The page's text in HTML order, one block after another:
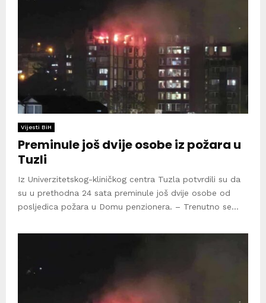
Vijesti BiH
Preminule još dvije osobe iz požara u
Tuzli
Iz Univerzitetskog-kliničkog centra Tuzla potvrdili su da
su u prethodna 24 sata preminule još dvije osobe od
posljedica požara u Domu penzionera. – Trenutno se...